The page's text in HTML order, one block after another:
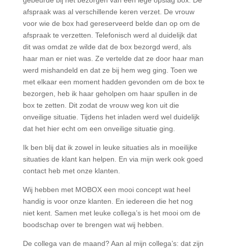
afspraak was al verschillende keren verzet. De vrouw
voor wie de box had gereserveerd belde dan op om de
afspraak te verzetten. Telefonisch werd al duidelijk dat
dit was omdat ze wilde dat de box bezorgd werd, als
haar man er niet was. Ze vertelde dat ze door haar man
werd mishandeld en dat ze bij hem weg ging. Toen we
met elkaar een moment hadden gevonden om de box te
bezorgen, heb ik haar geholpen om haar spullen in de
box te zetten. Dit zodat de vrouw weg kon uit die
onveilige situatie. Tijdens het inladen werd wel duidelijk
dat het hier echt om een onveilige situatie ging.
Ik ben blij dat ik zowel in leuke situaties als in moeilijke
situaties de klant kan helpen. En via mijn werk ook goed
contact heb met onze klanten.
Wij hebben met MOBOX een mooi concept wat heel
handig is voor onze klanten. En iedereen die het nog
niet kent. Samen met leuke collega’s is het mooi om de
boodschap over te brengen wat wij hebben.
De collega van de maand? Aan al mijn collega’s: dat zijn